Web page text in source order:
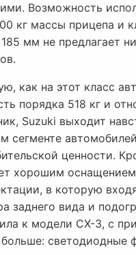
Возможность
кг массы прицепа и
мм не предлагает
как на этот класс
порядка 518 кг и
Suzuki выходит
сегменте
ценности.
хорошим
в которую
заднего вида и
к модели CX-3, с
светодиодные